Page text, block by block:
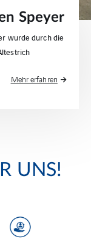
Speyer
wurde durch die
Mehr erfahren
UNS!